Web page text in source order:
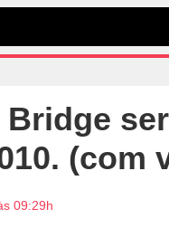
Bridge
(com
09:29h